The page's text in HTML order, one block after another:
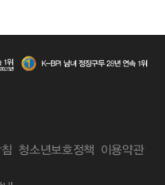
청소년보호정책 이용약관